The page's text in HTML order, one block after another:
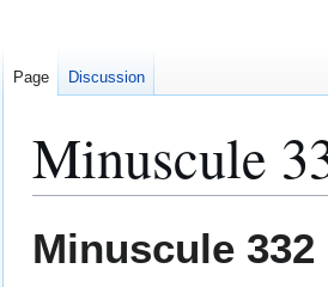
Minuscule
toto
Minuscule 332
Page Discussion